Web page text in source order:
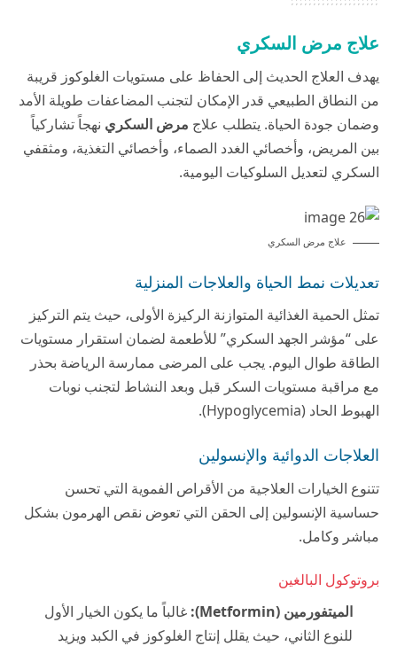
علاج مرض السكري
يهدف العلاج الحديث إلى الحفاظ على مستويات الغلوكوز قريبة
من النطاق الطبيعي قدر الإمكان لتجنب المضاعفات طويلة الأمد
وضمان جودة الحياة. يتطلب علاج مرض السكري نهجاً تشاركياً
بين المريض، وأخصائي الغدد الصماء، وأخصائي التغذية، ومثقفي
السكري لتعديل السلوكيات اليومية.
علاج مرض السكري
تعديلات نمط الحياة والعلاجات المنزلية
تمثل الحمية الغذائية المتوازنة الركيزة الأولى، حيث يتم التركيز
على “مؤشر الجهد السكري” للأطعمة لضمان استقرار مستويات
الطاقة طوال اليوم. يجب على المرضى ممارسة الرياضة بحذر
مع مراقبة مستويات السكر قبل وبعد النشاط لتجنب نوبات
الهبوط الحاد (Hypoglycemia).
العلاجات الدوائية والإنسولين
تتنوع الخيارات العلاجية من الأقراص الفموية التي تحسن
حساسية الإنسولين إلى الحقن التي تعوض نقص الهرمون بشكل
مباشر وكامل.
بروتوكول البالغين
الميتفورمين (Metformin):
غالباً ما يكون الخيار الأول
للنوع الثاني، حيث يقلل إنتاج الغلوكوز في الكبد ويزيد